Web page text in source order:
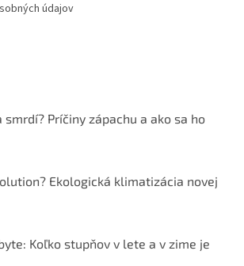
údajov
Príčiny zápachu a ako sa ho
Ekologická klimatizácia novej
Koľko stupňov v lete a v zime je